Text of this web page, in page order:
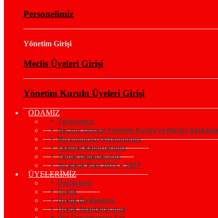
Personelimiz
Yönetim Girişi
Meclis Üyeleri Girişi
Yönetim Kurulu Üyeleri Girişi
ODAMIZ
Tarihçemiz
Geçmiş Dönem Yönetim Kurulu ve Meclis
Misyonumuz-Vizyonumuz
Faaliyet Raporlarımız
Temel Değerlerimiz
Stratejik Plan 2024 – 2027
ÜYELERİMİZ
Üyelerimiz
Üyelik
Üyelik Ön Başvuru
Üyelik Avantajlarımız